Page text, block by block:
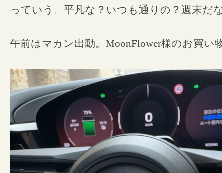
っていう、平凡な？いつも通りの？週末だ
午前はマカン出動。MoonFlower様のお買い